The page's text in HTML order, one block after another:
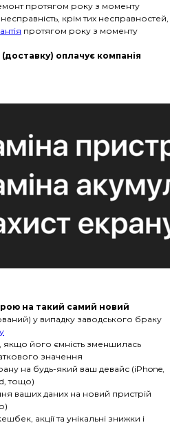
протягом року з моменту
крім тих несправностей,
протягом року з моменту
(доставку) оплачує компанія
на такий самий новий
у випадку заводського браку
його ємність зменшилась
значення
на будь-який ваш девайс (iPhone,
тощо)
ваших даних на новий пристрій
акції та унікальні знижки і